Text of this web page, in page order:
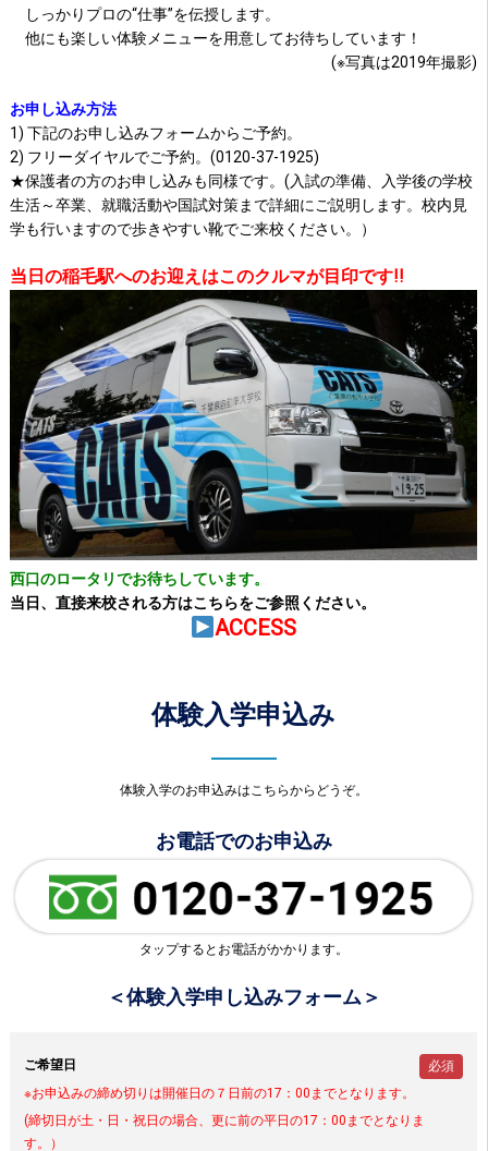
しっかりプロの“仕事”を伝授します。
他にも楽しい体験メニューを用意してお待ちしています！
(※写真は2019年撮影)
お申し込み方法
1) 下記のお申し込みフォームからご予約。
2) フリーダイヤルでご予約。(0120-37-1925)
★保護者の方のお申し込みも同様です。(入試の準備、入学後の学校
生活～卒業、就職活動や国試対策まで詳細にご説明します。校内見
学も行いますので歩きやすい靴でご来校ください。）
当日の稲毛駅へのお迎えはこのクルマが目印です!!
西口のロータリでお待ちしています。
当日、直接来校される方はこちらをご参照ください。
ACCESS
体験入学申込み
体験入学のお申込みはこちらからどうぞ。
お電話でのお申込み
タップするとお電話がかかります。
＜体験入学申し込みフォーム＞
ご希望日
必須
※お申込みの締め切りは開催日の７日前の17：00までとなります。
(締切日が土・日・祝日の場合、更に前の平日の17：00までとなりま
す。）